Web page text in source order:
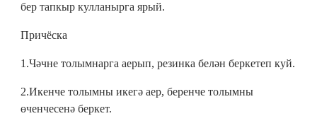
бер тапкыр кулланырга ярый.
Причёска
1.Чәчне толымнарга аерып, резинка белән беркетеп куй.
2.Икенче толымны икегә аер, беренче толымны
өченчесенә беркет.